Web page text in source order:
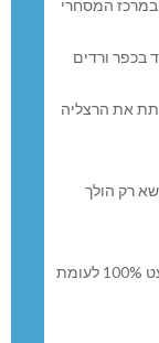
במרכז המסחרי
בכפר ורדים
את הרצליה
רק הולך
אחוזי גבית הארנונה בכפר גבוהים מאוד (כמעט 100% לעומת